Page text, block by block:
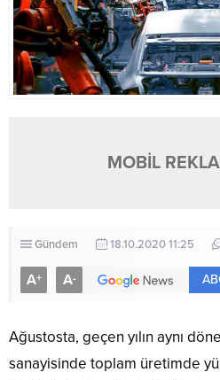
MOBİL
Gündem 18.10.2020 11:25
A+ A-
Ağustosta, geçen yılın aynı
sanayisinde toplam üretimde